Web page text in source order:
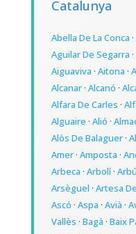
Catalunya
Abella De La Conca ·
Aguilar De Segarra ·
Aiguaviva · Aitona ·
Alcanar· Alcanó ·
Alfara De Carles ·
Alguaire · Alió ·
Alòs De Balaguer·
Amer· Amposta ·
Arbeca · Arbolí·
Arsèguel · Artesa
Ascó · Aspa · Avià ·
Vallès · Bagà · Baix